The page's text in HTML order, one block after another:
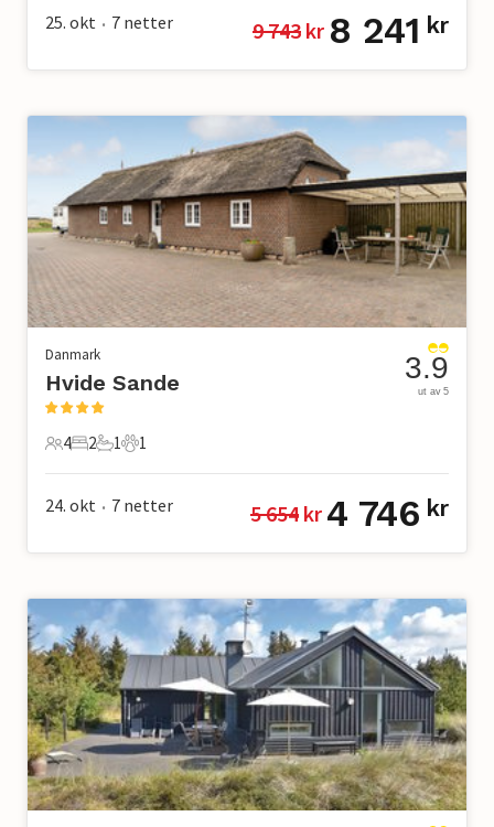
25. okt • 7 netter 9 743 kr 8 241 kr
Danmark
Hvide Sande
4 Gjester
4
2 Soverom
2
1 Bad
1
1 Kjæledyr
1
3.9
ut av 5
24. okt • 7 netter 5 654 kr 4 746 kr